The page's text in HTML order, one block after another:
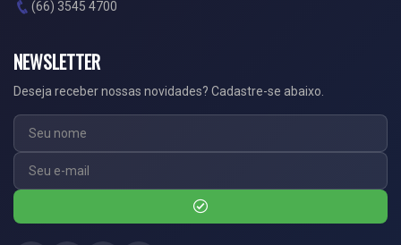
(66) 3545 4700
NEWSLETTER
Deseja receber nossas novidades? Cadastre-se abaixo.